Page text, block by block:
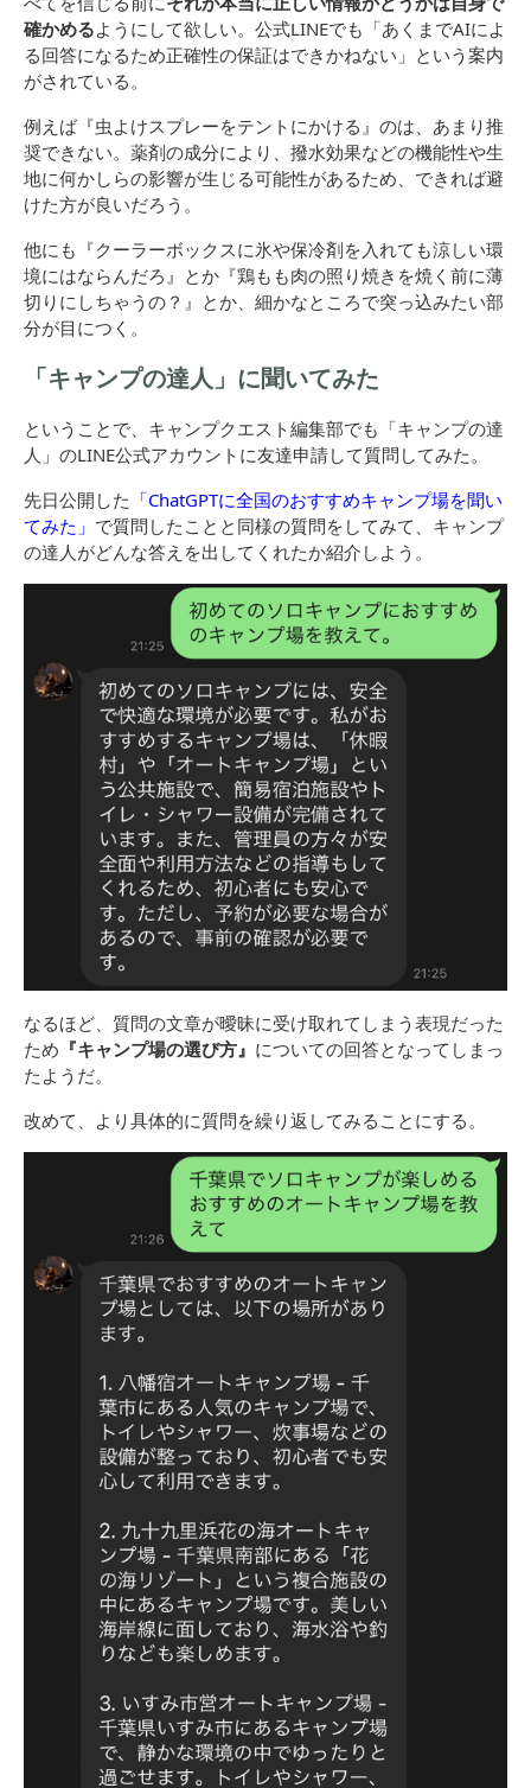
確かめるようにして欲しい。公式LINEでも「あくまでAIによ
る回答になるため正確性の保証はできかねない」という案内
がされている。
例えば『虫よけスプレーをテントにかける』のは、あまり推
奨できない。薬剤の成分により、撥水効果などの機能性や生
地に何かしらの影響が生じる可能性があるため、できれば避
けた方が良いだろう。
他にも『クーラーボックスに氷や保冷剤を入れても涼しい環
境にはならんだろ』とか『鶏もも肉の照り焼きを焼く前に薄
切りにしちゃうの？』とか、細かなところで突っ込みたい部
分が目につく。
「キャンプの達人」に聞いてみた
ということで、キャンプクエスト編集部でも「キャンプの達
人」のLINE公式アカウントに友達申請して質問してみた。
先日公開した 「ChatGPTに全国のおすすめキャンプ場を聞い
てみた」 で質問したことと同様の質問をしてみて、キャンプ
の達人がどんな答えを出してくれたか紹介しよう。
なるほど 、質問の文章が曖昧に受け取れてしまう表現だった
ため 『キャンプ場の選び方』 についての回答となってしまっ
たようだ。
改めて、より具体的に質問を繰り返してみることにする。